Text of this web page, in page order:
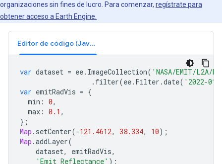
organizaciones sin fines de lucro. Para comenzar, regístrate para
obtener acceso a Earth Engine.
Editor de código (JavaScript)
var dataset = ee. ImageCollection( 'NASA/EMIT/L2A/
. filter(ee. Filter .date( '2022-
var emitRadVis = {
min : 0,
max : 0.1 ,
};
Map . setCenter(-121.4612, 38.334, 10);
Map .addLayer(
dataset, emitRadVis,
'Emit Reflectance' );